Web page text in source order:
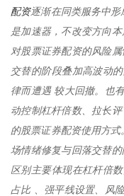
配资逐渐在同类服务中
是加速器，不改变方向
对股票证券配资的风险
交替的阶段叠加高波动
律而遭遇 较大回撤。也
动控制杠杆倍数、拉长
的股票证券配资使用方
场情绪修复与回落交替
区别主要体现在杠杆倍
占比 、强平线设置、风